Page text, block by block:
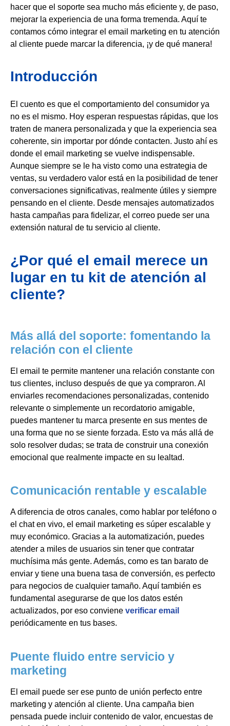
hacer que el soporte sea mucho más eficiente y, de paso,
mejorar la experiencia de una forma tremenda. Aquí te
contamos cómo integrar el email marketing en tu atención
al cliente puede marcar la diferencia, ¡y de qué manera!
Introducción
El cuento es que el comportamiento del consumidor ya
no es el mismo. Hoy esperan respuestas rápidas, que los
traten de manera personalizada y que la experiencia sea
coherente, sin importar por dónde contacten. Justo ahí es
donde el email marketing se vuelve indispensable.
Aunque siempre se le ha visto como una estrategia de
ventas, su verdadero valor está en la posibilidad de tener
conversaciones significativas, realmente útiles y siempre
pensando en el cliente. Desde mensajes automatizados
hasta campañas para fidelizar, el correo puede ser una
extensión natural de tu servicio al cliente.
¿Por qué el email merece un
lugar en tu kit de atención al
cliente?
Más allá del soporte: fomentando la
relación con el cliente
El email te permite mantener una relación constante con
tus clientes, incluso después de que ya compraron. Al
enviarles recomendaciones personalizadas, contenido
relevante o simplemente un recordatorio amigable,
puedes mantener tu marca presente en sus mentes de
una forma que no se siente forzada. Esto va más allá de
solo resolver dudas; se trata de construir una conexión
emocional que realmente impacte en su lealtad.
Comunicación rentable y escalable
A diferencia de otros canales, como hablar por teléfono o
el chat en vivo, el email marketing es súper escalable y
muy económico. Gracias a la automatización, puedes
atender a miles de usuarios sin tener que contratar
muchísima más gente. Además, como es tan barato de
enviar y tiene una buena tasa de conversión, es perfecto
para negocios de cualquier tamaño. Aquí también es
fundamental asegurarse de que los datos estén
actualizados, por eso conviene verificar email
periódicamente en tus bases.
Puente fluido entre servicio y
marketing
El email puede ser ese punto de unión perfecto entre
marketing y atención al cliente. Una campaña bien
pensada puede incluir contenido de valor, encuestas de